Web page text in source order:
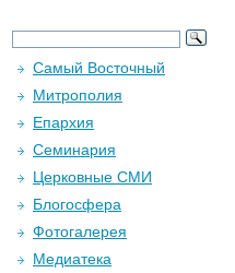
Самый Восточный
Митрополия
Епархия
Семинария
Церковные СМИ
Блогосфера
Фотогалерея
Медиатека